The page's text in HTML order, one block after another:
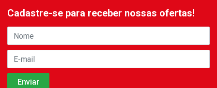
Cadastre-se para receber nossas ofertas!